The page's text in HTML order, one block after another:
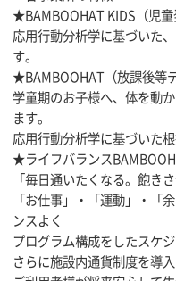
★BAMBOOHAT KIDS（児童
応用行動分析学に基づいた
す。
★BAMBOOHAT（放課後等
学童期のお子様へ、体を動
ます。
応用行動分析学に基づいた
★ライフバランス
「毎日通いたくなる。飽き
「お仕事」・「運動」・「
ンスよく
プログラム構成をしたスケ
さらに施設内通貨制度を導